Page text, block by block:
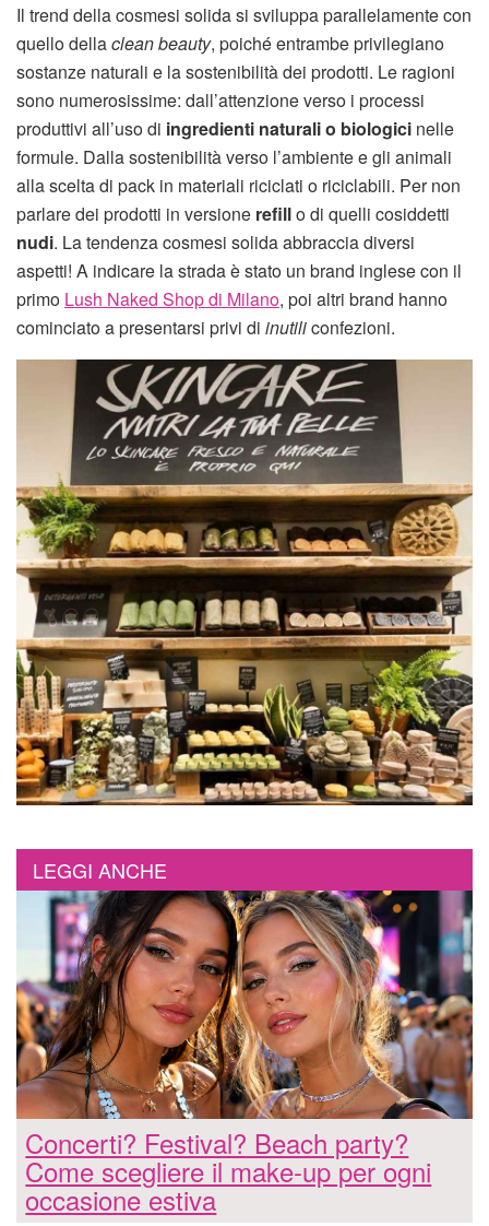
Il trend della cosmesi solida si sviluppa parallelamente con
quello dellaclean beauty, poiché entrambe privilegiano
sostanze naturali e la sostenibilità dei prodotti. Le ragioni
sono numerosissime: dall’attenzione verso i processi
produttivi all’uso di ingredienti naturali o biologici nelle
formule. Dalla sostenibilità verso l’ambiente e gli animali
alla scelta di pack in materiali riciclati o riciclabili. Per non
parlare dei prodotti in versione refillo di quelli cosiddetti
nudi. La tendenza cosmesi solida abbraccia diversi
aspetti! A indicare la strada è stato un brand inglese con il
primo Lush Naked Shop di Milano, poi altri brand hanno
cominciato a presentarsi privi di inutiliconfezioni.
LEGGI ANCHE
Concerti? Festival? Beach party?
Come scegliere il make-up per ogni
occasione estiva